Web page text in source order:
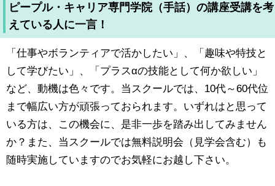
ピープル・キャリア専門学院（手話）の講座受講を考
えている人に一言！
「仕事やボランティアで活かしたい」、「趣味や特技と
して学びたい」、「プラスαの技能として何か欲しい」
など、動機は色々です。当スクールでは、10代～60代位
まで幅広い方が頑張っておられます。いずれはと思って
いる方は、この機会に、是非一歩を踏み出してみません
か？また、当スクールでは無料説明会（見学会含む）も
随時実施していますのでお気軽にお越し下さい。